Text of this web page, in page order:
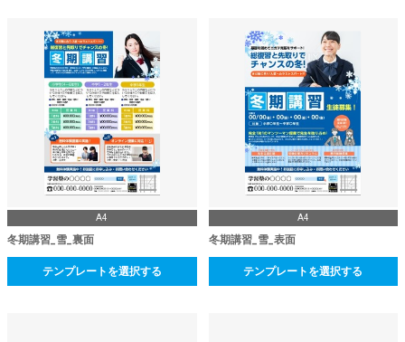
A4
冬期講習_雪_裏面
テンプレートを選択する
A4
冬期講習_雪_表面
テンプレートを選択する